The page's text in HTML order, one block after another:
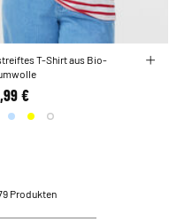
T-Shirt aus Bio-
€
Produkten